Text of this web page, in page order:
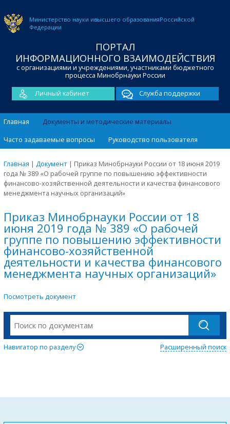
Министерство науки ивысшего образованияРоссийской
Федерации
ПОРТАЛ
ИНФОРМАЦИОННОГО ВЗАИМОДЕЙСТВИЯ
с организациями и учреждениями, участниками бюджетного
процесса Минобрнауки России
Личный кабинет
Служба поддержки
Главная
Документы и методические материалы
Часто задаваемые вопросы
Руководство пользователя
Главная | Документ | Приказ Минобрнауки России от 18 июня 2019
года № 389 «О рабочей группе по повышению эффективности
финансово-хозяйственной деятельности и качества финансового
менеджмента научных организаций»
Приказ Минобрнауки России от 18
июня 2019 года № 389 «О рабочей
группе по повышению эффективности
финансово-хозяйственной
деятельности и качества финансового
менеджмента научных организаций»
Посмотреть документ
Навигатор по разделу Расширенный поиск